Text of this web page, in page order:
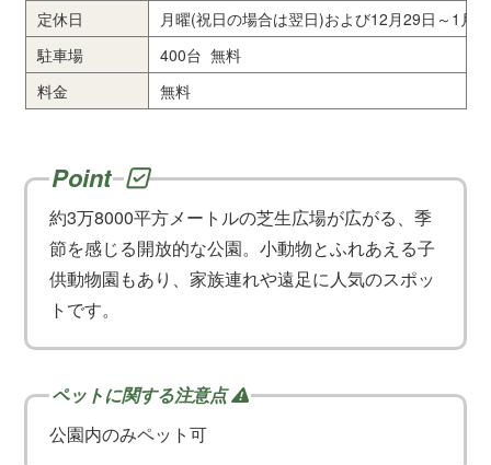
定休日
月曜(祝日の場合は翌日)および12月29日～1月1
駐車場
400台 無料
料金
無料
約3万8000平方メートルの芝生広場が広がる、季
節を感じる開放的な公園。小動物とふれあえる子
供動物園もあり、家族連れや遠足に人気のスポッ
トです。
公園内のみペット可